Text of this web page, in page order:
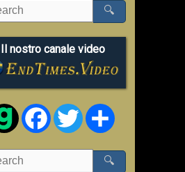
🔍
Il nostro canale video
FacebookTwitter
🔍